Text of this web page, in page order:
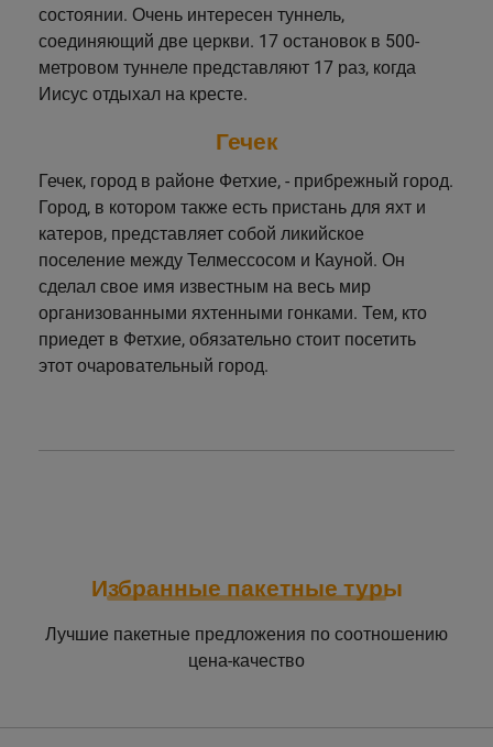
состоянии. Очень интересен туннель,
соединяющий две церкви. 17 остановок в 500-
метровом туннеле представляют 17 раз, когда
Иисус отдыхал на кресте.
Гечек
Гечек, город в районе Фетхие, - прибрежный город.
Город, в котором также есть пристань для яхт и
катеров, представляет собой ликийское
поселение между Телмессосом и Кауной. Он
сделал свое имя известным на весь мир
организованными яхтенными гонками. Тем, кто
приедет в Фетхие, обязательно стоит посетить
этот очаровательный город.
Избранные пакетные туры
Лучшие пакетные предложения по соотношению
цена-качество